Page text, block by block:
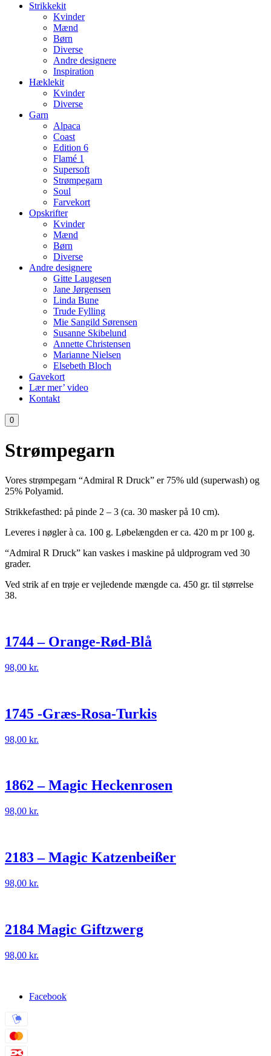
Strikkekit
Kvinder
Mænd
Børn
Diverse
Andre designere
Inspiration
Hæklekit
Kvinder
Diverse
Garn
Alpaca
Coast
Edition 6
Flamé 1
Supersoft
Strømpegarn
Soul
Farvekort
Opskrifter
Kvinder
Mænd
Børn
Diverse
Andre designere
Gitte Laugesen
Jane Jørgensen
Linda Bune
Trude Fylling
Mie Sangild Sørensen
Susanne Skibelund
Annette Christensen
Marianne Nielsen
Elsebeth Bloch
Gavekort
Lær mer’ video
Kontakt
0
Strømpegarn
Vores strømpegarn “Admiral R Druck” er 75% uld (superwash) og
25% Polyamid.
Strikkefasthed: på pinde 2 – 3 (ca. 30 masker på 10 cm).
Leveres i nøgler à ca. 100 g. Løbelængden er ca. 420 m pr 100 g.
“Admiral R Druck” kan vaskes i maskine på uldprogram ved 30
grader.
Ved strik af en trøje er vejledende mængde ca. 450 gr. til størrelse
38.
1744 – Orange-Rød-Blå
98,00 kr.
1745 -Græs-Rosa-Turkis
98,00 kr.
1862 – Magic Heckenrosen
98,00 kr.
2183 – Magic Katzenbeißer
98,00 kr.
2184 Magic Giftzwerg
98,00 kr.
Facebook